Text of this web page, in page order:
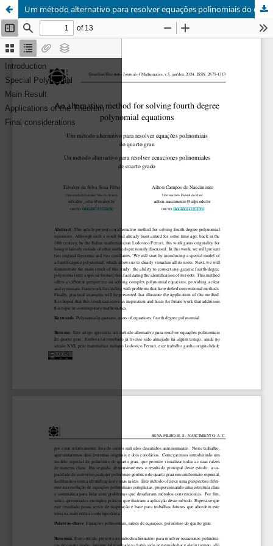
Um método alternativo para resolver equações polinomiais do quarto grau